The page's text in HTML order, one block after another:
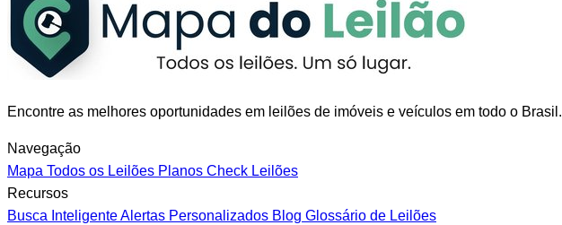
Encontre as melhores oportunidades em leilões de imóveis e veículos em todo o Brasil.
Navegação
Mapa Todos os Leilões Planos Check Leilões
Recursos
Busca InteligenteAlertas Personalizados Blog Glossário de Leilões